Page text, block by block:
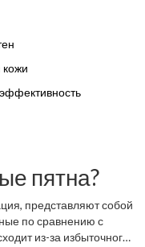
пятна?
представляют собой
по сравнению с
из-за избыточного